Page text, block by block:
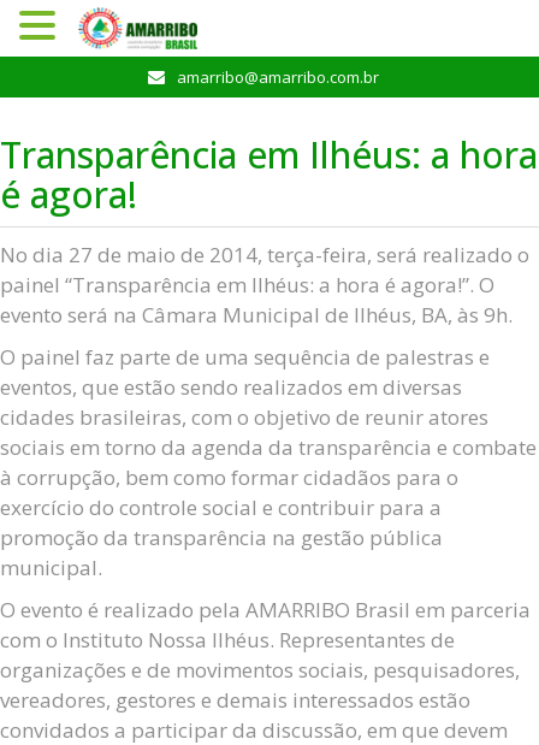
para
conteúdo
amarribo@amarribo.com.br
Transparência em Ilhéus: a hora
é agora!
No dia 27 de maio de 2014, terça-feira, será realizado o
painel “Transparência em Ilhéus: a hora é agora!”. O
evento será na Câmara Municipal de Ilhéus, BA, às 9h.
O painel faz parte de uma sequência de palestras e
eventos, que estão sendo realizados em diversas
cidades brasileiras, com o objetivo de reunir atores
sociais em torno da agenda da transparência e combate
à corrupção, bem como formar cidadãos para o
exercício do controle social e contribuir para a
promoção da transparência na gestão pública
municipal.
O evento é realizado pela AMARRIBO Brasil em parceria
com o Instituto Nossa Ilhéus. Representantes de
organizações e de movimentos sociais, pesquisadores,
vereadores, gestores e demais interessados estão
convidados a participar da discussão, em que devem